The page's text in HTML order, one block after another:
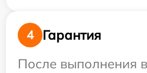
4
Гарантия
После выполнения